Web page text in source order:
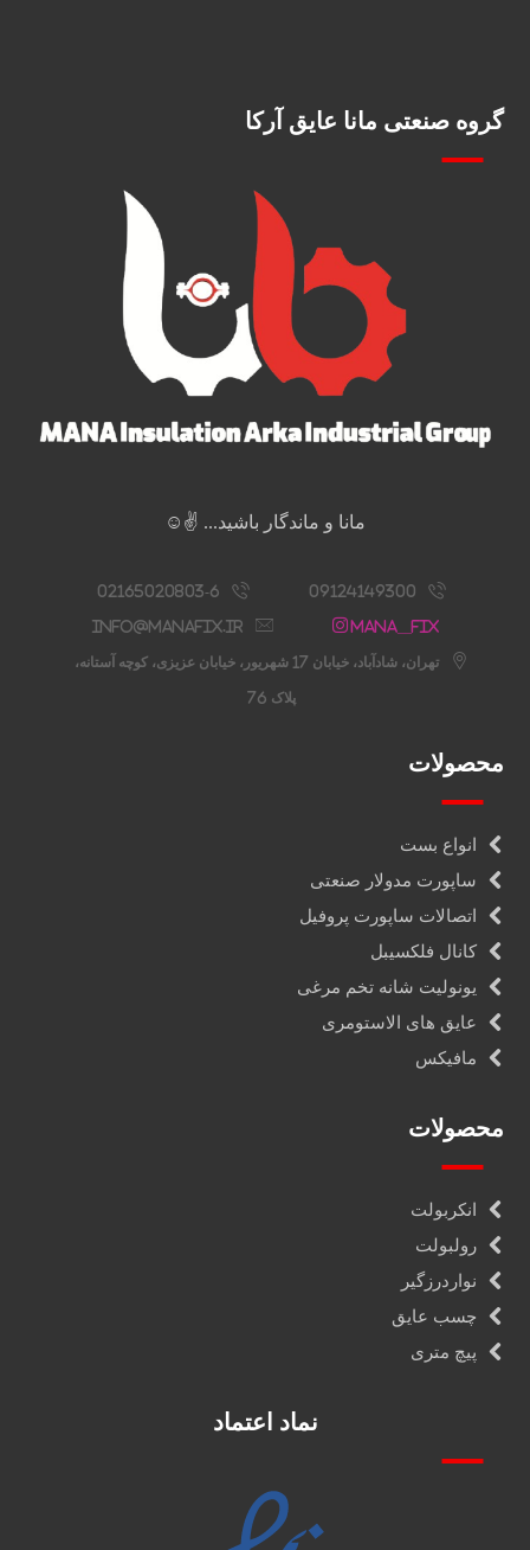
گروه صنعتی مانا عایق آرکا
مانا و ماندگار باشید... ✌️☺️
09124149300
02165020803-6
Mana__fix
info@manafix.ir
تهران، شادآباد، خیابان 17 شهریور، خیابان عزیزی، کوچه آستانه،
پلاک 76
محصولات
انواع بست
ساپورت مدولار صنعتی
اتصالات ساپورت پروفیل
کانال فلکسیبل
یونولیت شانه تخم مرغی
عایق های الاستومری
مافیکس
محصولات
انکربولت
رولبولت
نواردرزگیر
چسب عایق
پیچ متری
نماد اعتماد